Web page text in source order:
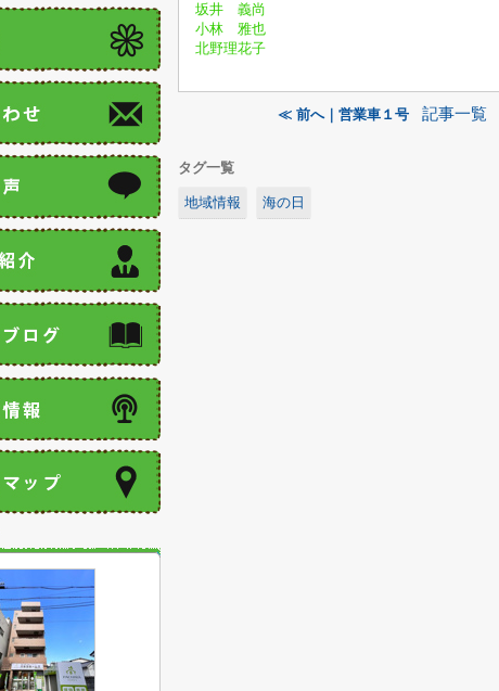
坂井 義尚
小林 雅也
北野理花子
≪ 前へ｜営業車１号 記事一覧
タグ一覧
地域情報 海の日